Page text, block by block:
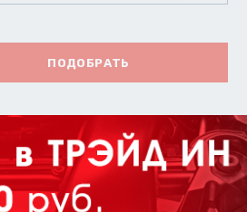
ПОДОБРАТЬ